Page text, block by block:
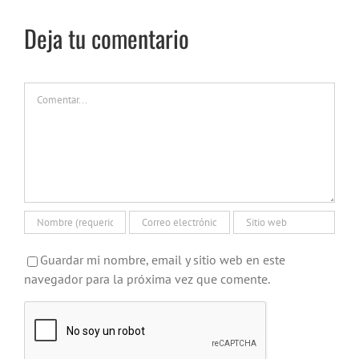
Deja tu comentario
Guardar mi nombre, email y sitio web en este
navegador para la próxima vez que comente.